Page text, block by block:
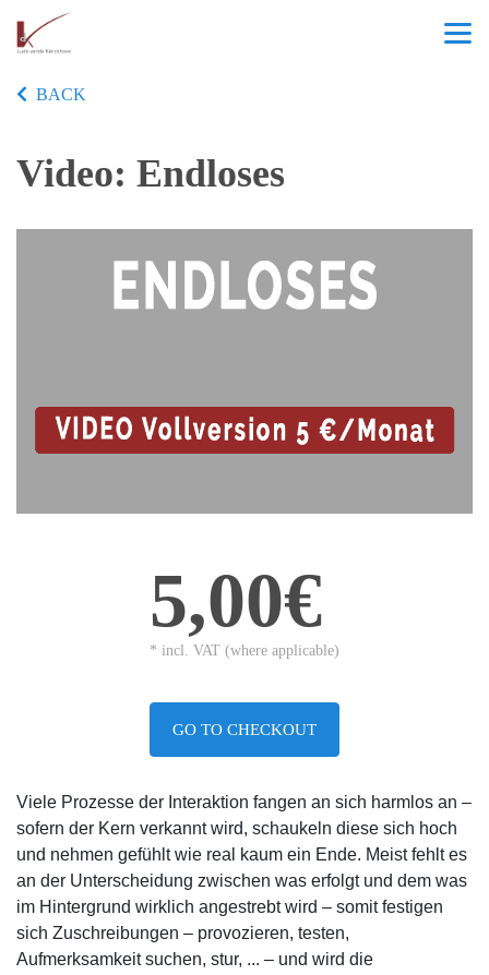
BACK
Video: Endloses
5,00€
* incl. VAT (where applicable)
GO TO CHECKOUT
Viele Prozesse der Interaktion fangen an sich harmlos an –
sofern der Kern verkannt wird, schaukeln diese sich hoch
und nehmen gefühlt wie real kaum ein Ende. Meist fehlt es
an der Unterscheidung zwischen was erfolgt und dem was
im Hintergrund wirklich angestrebt wird – somit festigen
sich Zuschreibungen – provozieren, testen,
Aufmerksamkeit suchen, stur, ... – und wird die